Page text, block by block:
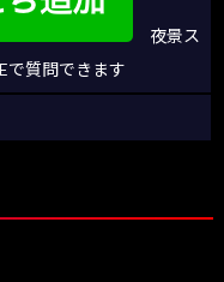
夜景ス
で質問できます